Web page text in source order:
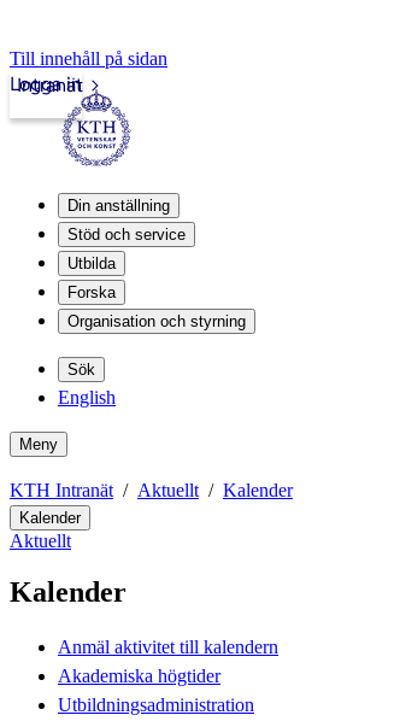
Till innehåll på sidan
Intranät
Logga in
Din anställning
Stöd och service
Utbilda
Forska
Organisation och styrning
Sök
English
Meny
KTH Intranät Aktuellt Kalender
Kalender
Aktuellt
Kalender
Anmäl aktivitet till kalendern
Akademiska högtider
Utbildningsadministration